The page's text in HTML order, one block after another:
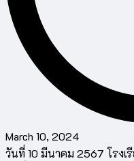
March 10, 2024
วันที่ 10 มีนาคม 2567 โรงเ